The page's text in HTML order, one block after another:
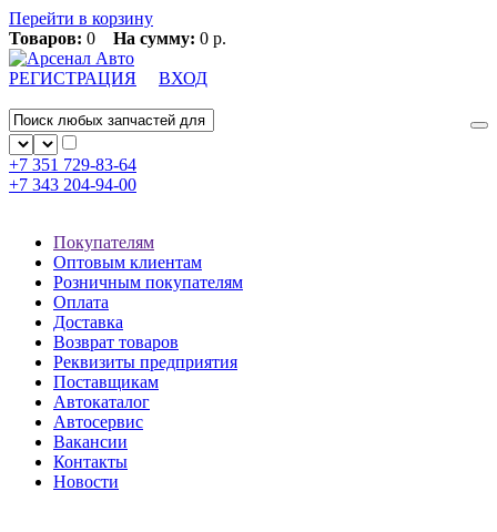
Перейти в корзину
Товаров: 0 На сумму: 0 р.
РЕГИСТРАЦИЯ ВХОД
+7 351 729-83-64
+7 343 204-94-00
Покупателям
Оптовым клиентам
Розничным покупателям
Оплата
Доставка
Возврат товаров
Реквизиты предприятия
Поставщикам
Автокаталог
Автосервис
Вакансии
Контакты
Новости